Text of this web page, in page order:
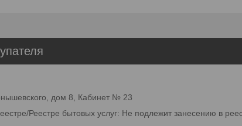
дом 8, Кабинет № 23
Реестре бытовых услуг: Не подлежит занесению в